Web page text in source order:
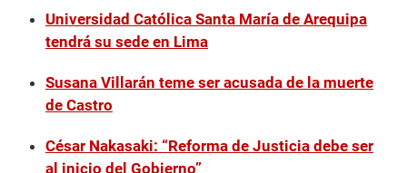
Universidad Católica Santa María de Arequipa
tendrá su sede en Lima
Susana Villarán teme ser acusada de la muerte
de Castro
César Nakasaki: “Reforma de Justicia debe ser
al inicio del Gobierno”